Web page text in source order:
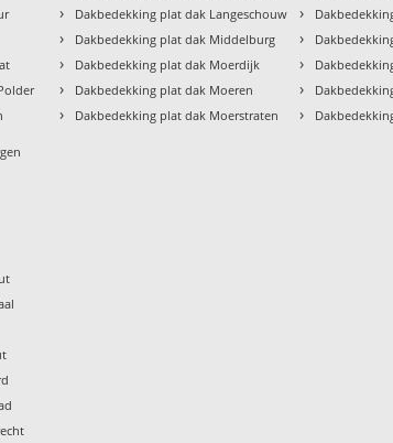
› Dakbedekking plat dak Langeschouw
› Dakbedekking plat dak Middelburg
› Dakbedekking plat dak Moerdijk
› Dakbedekking plat dak Moeren
› Dakbedekking plat dak Moerstraten
›
›
›
›
›